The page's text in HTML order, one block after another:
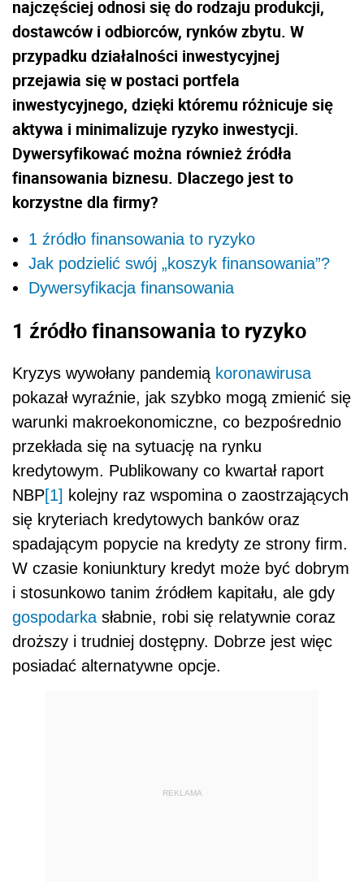
najczęściej odnosi się do rodzaju produkcji,
dostawców i odbiorców, rynków zbytu. W
przypadku działalności inwestycyjnej
przejawia się w postaci portfela
inwestycyjnego, dzięki któremu różnicuje się
aktywa i minimalizuje ryzyko inwestycji.
Dywersyfikować można również źródła
finansowania biznesu. Dlaczego jest to
korzystne dla firmy?
1 źródło finansowania to ryzyko
Jak podzielić swój „koszyk finansowania”?
Dywersyfikacja finansowania
1 źródło finansowania to ryzyko
Kryzys wywołany pandemią koronawirusa
pokazał wyraźnie, jak szybko mogą zmienić się
warunki makroekonomiczne, co bezpośrednio
przekłada się na sytuację na rynku
kredytowym. Publikowany co kwartał raport
NBP[1] kolejny raz wspomina o zaostrzających
się kryteriach kredytowych banków oraz
spadającym popycie na kredyty ze strony firm.
W czasie koniunktury kredyt może być dobrym
i stosunkowo tanim źródłem kapitału, ale gdy
gospodarka słabnie, robi się relatywnie coraz
droższy i trudniej dostępny. Dobrze jest więc
posiadać alternatywne opcje.
REKLAMA